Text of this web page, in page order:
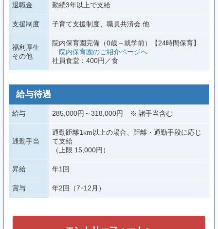
退職金 勤続3年以上で支給
支援制度 子育て支援制度、職員共済会 他
福利厚生
その他
院内保育園完備（0歳～就学前）【24時間保育】
院内保育園のご紹介ページへ
社員食堂：400円／食
給与待遇
給与 285,000円～318,000円 ※ 諸手当含む
通勤手当
通勤距離1km以上の場合、距離・通勤手段に応じ
て支給
（上限 15,000円）
昇給 年1回
賞与 年2回（7･12月）